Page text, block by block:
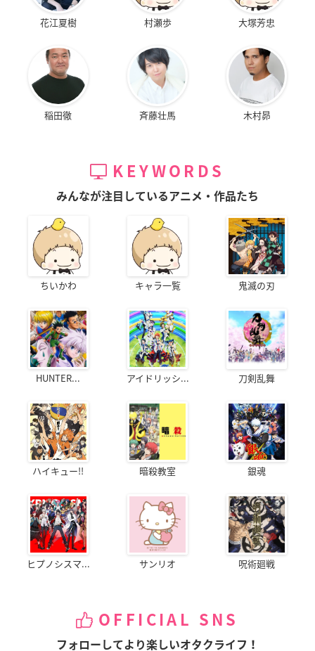
花江夏樹 村瀬歩 大塚芳忠
稲田徹 斉藤壮馬 木村昴
KEYWORDS
みんなが注目しているアニメ・作品たち
ちいかわ キャラ一覧 鬼滅の刃
HUNTER... アイドリッシ... 刀剣乱舞
ハイキュー!! 暗殺教室 銀魂
ヒプノシスマ... サンリオ 呪術廻戦
OFFICIAL SNS
フォローしてより楽しいオタクライフ！